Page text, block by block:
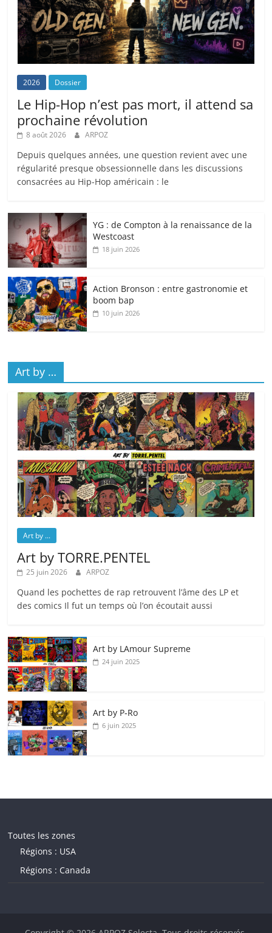
2026 Dossier
Le Hip-Hop n’est pas mort, il attend sa
prochaine révolution
8 août 2026 ARPOZ
Depuis quelques années, une question revient avec une
régularité presque obsessionnelle dans les discussions
consacrées au Hip-Hop américain : le
YG : de Compton à la renaissance de la
Westcoast
18 juin 2026
Action Bronson : entre gastronomie et
boom bap
10 juin 2026
Art by …
Art by ...
Art by TORRE.PENTEL
25 juin 2026 ARPOZ
Quand les pochettes de rap retrouvent l’âme des LP et
des comics Il fut un temps où l’on écoutait aussi
Art by LAmour Supreme
24 juin 2025
Art by P‑Ro
6 juin 2025
Toutes les zones
Régions : USA
Régions : Canada